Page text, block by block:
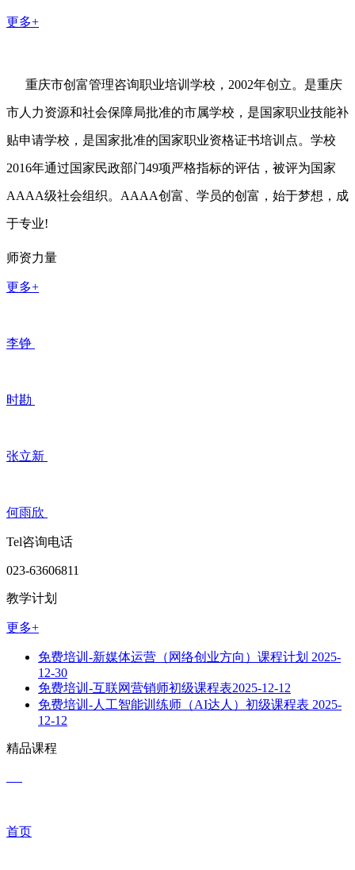
更多+
重庆市创富管理咨询职业培训学校，2002年创立。是重庆
市人力资源和社会保障局批准的市属学校，是国家职业技能补
贴申请学校，是国家批准的国家职业资格证书培训点。学校
2016年通过国家民政部门49项严格指标的评估，被评为国家
AAAA级社会组织。AAAA创富、学员的创富，始于梦想，成
于专业!
师资力量
更多+
李铮
时勘
张立新
何雨欣
Tel咨询电话
023-63606811
教学计划
更多+
免费培训-新媒体运营（网络创业方向）课程计划 2025-
12-30
免费培训-互联网营销师初级课程表​2025-12-12
免费培训-人工智能训练师（AI达人）初级课程表 2025-
12-12
精品课程
首页